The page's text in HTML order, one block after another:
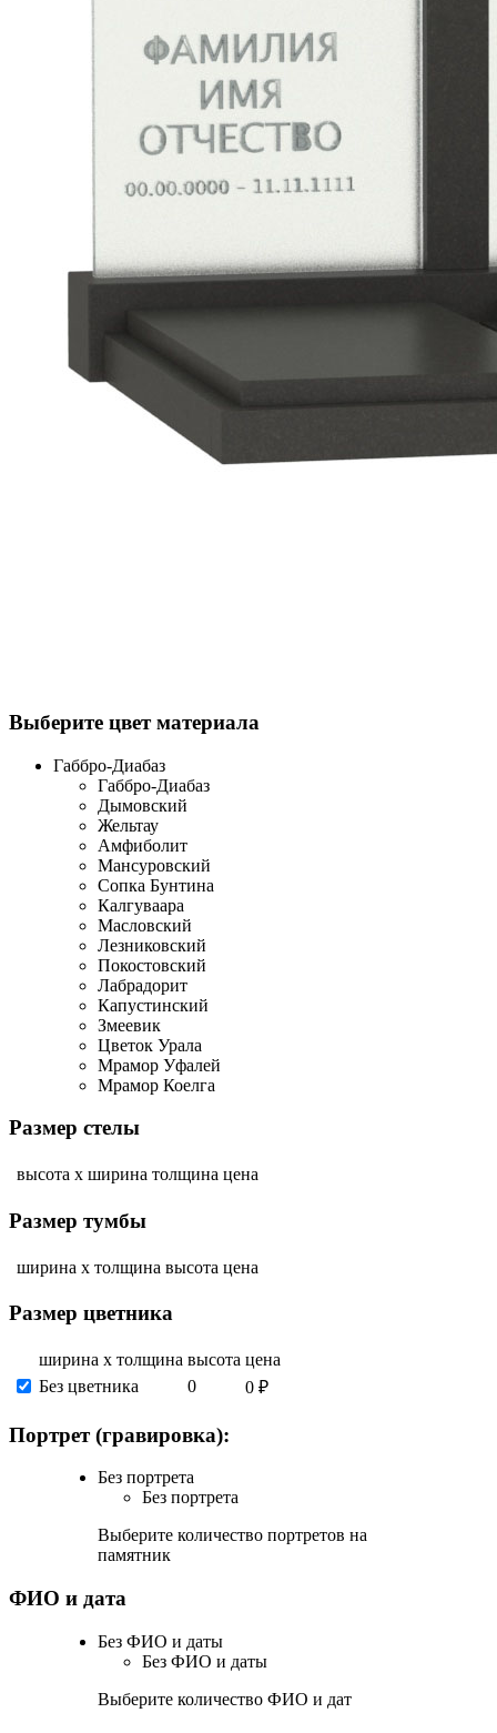
Выберите цвет материала
Габбро-Диабаз
Габбро-Диабаз
Дымовский
Жельтау
Амфиболит
Мансуровский
Сопка Бунтина
Калгуваара
Масловский
Лезниковский
Покостовский
Лабрадорит
Капустинский
Змеевик
Цветок Урала
Мрамор Уфалей
Мрамор Коелга
Размер стелы
высота х ширина толщина цена
Размер тумбы
ширина х толщина высота цена
Размер цветника
ширина х толщина высота цена
Без цветника
0 0 ₽
Портрет (гравировка):
Без портрета
Без портрета
Выберите количество портретов на
памятник
ФИО и дата
Без ФИО и даты
Без ФИО и даты
Выберите количество ФИО и дат